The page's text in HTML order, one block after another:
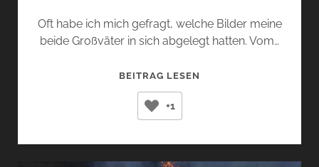
Oft habe ich mich gefragt, welche Bilder meine
beide Großväter in sich abgelegt hatten. Vom…
BEITRAG LESEN
+1